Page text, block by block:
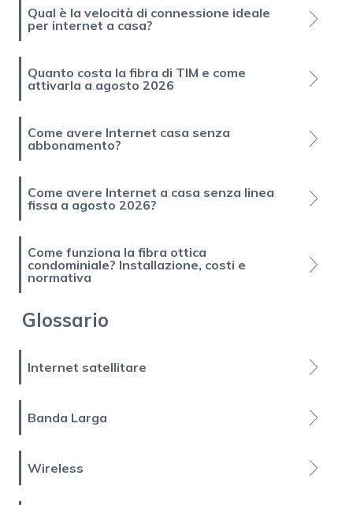
Qual è la velocità di connessione ideale
per internet a casa?
Quanto costa la fibra di TIM e come
attivarla a agosto 2026
Come avere Internet casa senza
abbonamento?
Come avere Internet a casa senza linea
fissa a agosto 2026?
Come funziona la fibra ottica
condominiale? Installazione, costi e
normativa
Glossario
Internet satellitare
Banda Larga
Wireless